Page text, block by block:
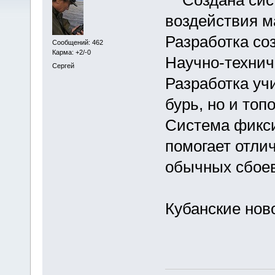
Сообщений: 462
Карма: +2/-0
Сергей
воздействия
Разработка
Научно-
Разработка
бурь, но и
Система
помогает
обычных
Кубанские